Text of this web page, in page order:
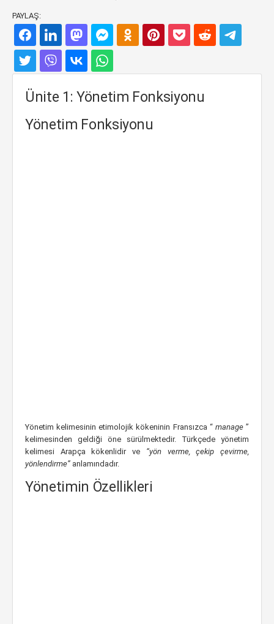
PAYLAŞ:
Ünite 1: Yönetim Fonksiyonu
Yönetim Fonksiyonu
Yönetim kelimesinin etimolojik kökeninin Fransızca “ manage”
kelimesinden geldiği öne sürülmektedir. Türkçede yönetim
kelimesi Arapça kökenlidir ve “yön verme, çekip çevirme,
yönlendirme” anlamındadır.
Yönetimin Özellikleri